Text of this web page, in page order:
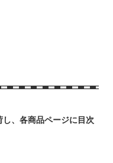
、各商品ページに目次